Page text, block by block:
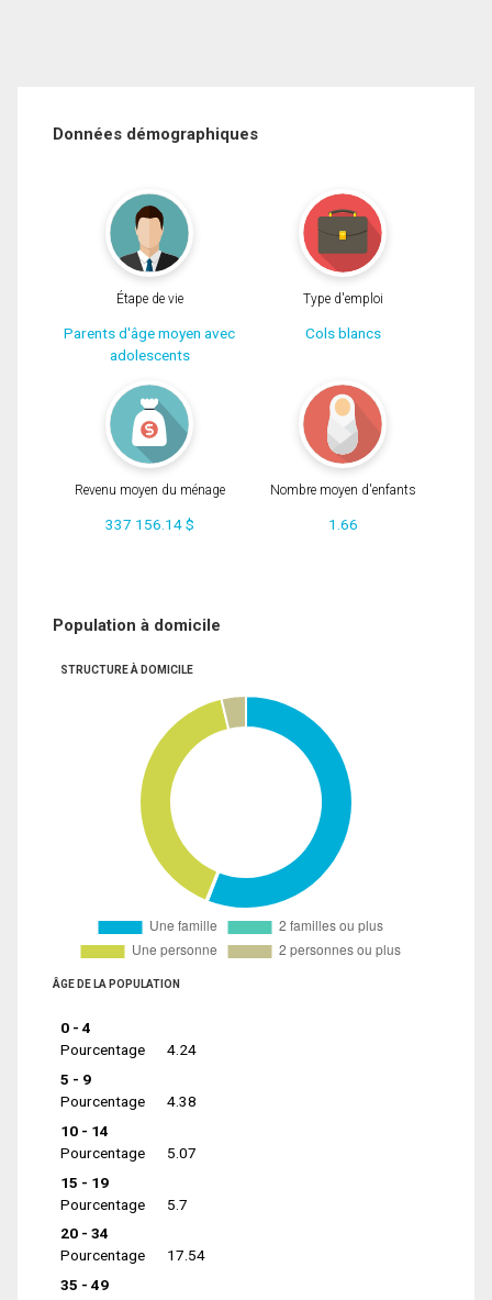
Données démographiques
Étape de vie
Parents d'âge moyen avec
adolescents
Type d'emploi
Cols blancs
Revenu moyen du ménage
337 156.14 $
Nombre moyen d'enfants
1.66
Population à domicile
STRUCTURE À DOMICILE
ÂGE DE LA POPULATION
0 - 4
Pourcentage
4.24
5 - 9
Pourcentage
4.38
10 - 14
Pourcentage
5.07
15 - 19
Pourcentage
5.7
20 - 34
Pourcentage
17.54
35 - 49